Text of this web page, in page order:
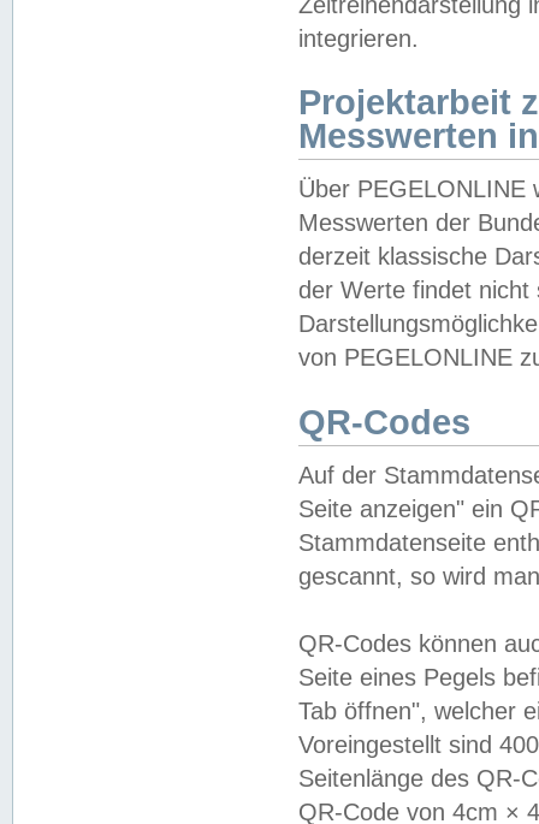
integrieren.
Projektarbeit
Messwerten
Über PEGELONLINE
Messwerten der
derzeit klassische
der Werte findet
von PEGELONLINE
QR-Codes
Auf der
Seite anzeigen" ein
Stammdatenseite
gescannt, so wird
QR-Codes können
Seite eines Pegels
Tab öffnen", welcher
Voreingestellt sind
Seitenlänge des QR-
QR-Code von 4cm ×